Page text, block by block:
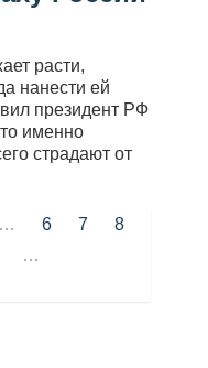
расти,
нанести ей
президент РФ
именно
страдают от
… 6 7
8
…